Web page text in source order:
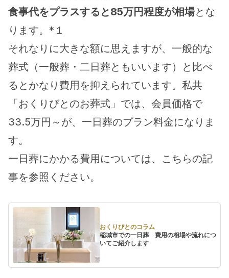
食事代をプラスすると85万円程度が相場とな
ります。*１
それなりに大きな額に思えますが、一般的な
葬式（一般葬・二日葬ともいいます）と比べ
るとかなり費用を抑えられています。私共
「おくりびとのお葬式」では、会員価格で
33.5万円～が、一日葬のプラン料金になりま
す。
一日葬にかかる費用については、こちらの記
事を参照ください。
おくりびとのコラム
稲城市での一日葬 費用の相場や流れにつ
いてご紹介します